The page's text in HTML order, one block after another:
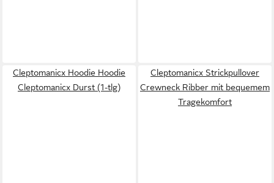
Cleptomanicx Hoodie Hoodie
Cleptomanicx Durst (1-tlg)
Cleptomanicx Strickpullover
Crewneck Ribber mit bequemem
Tragekomfort